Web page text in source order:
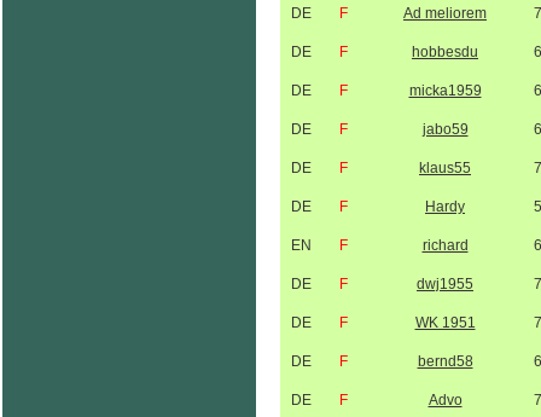
DE F Ad meliorem
DE F hobbesdu
DE F micka1959
DE F jabo59
DE F klaus55
DE F Hardy
EN F richard
DE F dwj1955
DE F WK 1951
DE F bernd58
DE F Advo